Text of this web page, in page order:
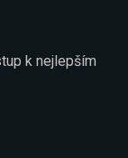
k nejlepším